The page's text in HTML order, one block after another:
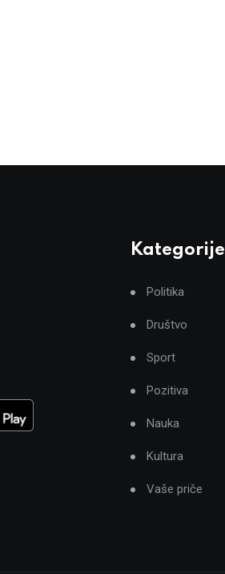
Kategorije
Politika
Društvo
Sport
Pozitiva
Nauka
Kultura
Vaše priče